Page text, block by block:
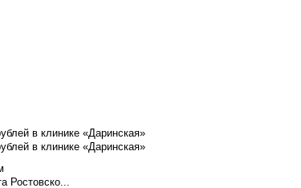
в клинике «Даринская»
в клинике «Даринская»
Ростовско...